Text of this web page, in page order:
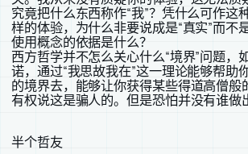
究竟把什么东西称作“我”？凭什么可作这
样的体验，为什么非要说成是“真实”而不
使用概念的依据是什么？
西方哲学并不怎么关心什么“境界”问题，
诺，通过“我思故我在”这一理论能够帮助
的境界去，能够让你获得某些得道高僧般
有权说这是骗人的。但是恐怕并没有谁做
半个哲友